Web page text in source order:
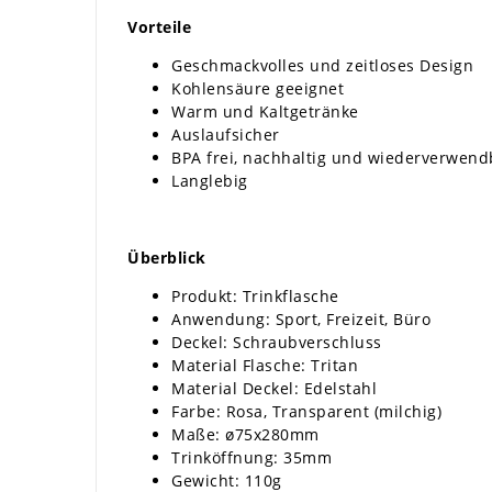
Vorteile
Geschmackvolles und zeitloses Design
Kohlensäure geeignet
Warm und Kaltgetränke
Auslaufsicher
BPA frei, nachhaltig und
Langlebig
Überblick
Produkt: Trinkflasche
Anwendung: Sport, Freizeit, Büro
Deckel: Schraubverschluss
Material Flasche: Tritan
Material Deckel: Edelstahl
Farbe: Rosa, Transparent (milchig)
Maße: ø75x280mm
Trinköffnung: 35mm
Gewicht: 110g